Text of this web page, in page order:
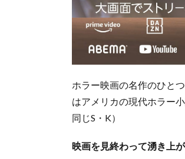
ホラー映画の名作のひと
はアメリカの現代ホラー小
同じS・K）
映画を見終わって湧き上